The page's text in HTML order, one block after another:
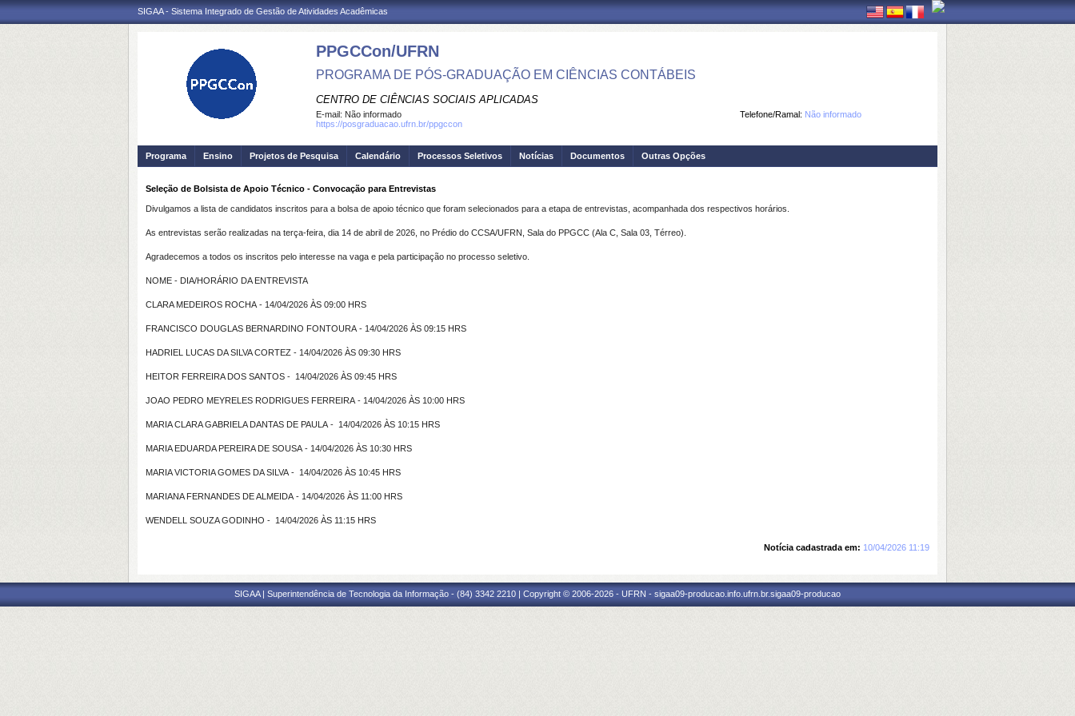
SIGAA - Sistema Integrado de Gestão de Atividades Acadêmicas
PPGCCon/UFRN
PROGRAMA DE PÓS-GRADUAÇÃO EM CIÊNCIAS CONTÁBEIS
CENTRO DE CIÊNCIAS SOCIAIS APLICADAS
Telefone/Ramal: Não informado
E-mail: Não informado
https://posgraduacao.ufrn.br/ppgccon
Programa Ensino Projetos de Pesquisa Calendário Processos Seletivos Notícias Documentos Outras Opções
Seleção de Bolsista de Apoio Técnico - Convocação para Entrevistas
Divulgamos a lista de candidatos inscritos para a bolsa de apoio técnico que foram selecionados para a etapa de entrevistas, acompanhada dos respectivos horários.
As entrevistas serão realizadas na terça-feira, dia 14 de abril de 2026 , no Prédio do CCSA/UFRN, Sala do PPGCC (Ala C, Sala 03, Térreo)
Agradecemos a todos os inscritos pelo interesse na vaga e pela participação no processo seletivo.
NOME - DIA/HORÁRIO DA ENTREVISTA
CLARA MEDEIROS ROCHA - 14/04/2026 ÀS 09:00 HRS
FRANCISCO DOUGLAS BERNARDINO FONTOURA - 14/04/2026 ÀS 09:15 HRS
HADRIEL LUCAS DA SILVA CORTEZ - 14/04/2026 ÀS 09:30 HRS
HEITOR FERREIRA DOS SANTOS - 14/04/2026 ÀS 09:45 HRS
JOAO PEDRO MEYRELES RODRIGUES FERREIRA - 14/04/2026 ÀS 10:00 HRS
MARIA CLARA GABRIELA DANTAS DE PAULA - 14/04/2026 ÀS 10:15 HRS
MARIA EDUARDA PEREIRA DE SOUSA - 14/04/2026 ÀS 10:30 HRS
MARIA VICTORIA GOMES DA SILVA - 14/04/2026 ÀS 10:45 HRS
MARIANA FERNANDES DE ALMEIDA - 14/04/2026 ÀS 11:00 HRS
WENDELL SOUZA GODINHO - 14/04/2026 ÀS 11:15 HRS
Notícia cadastrada em: 10/04/2026 11:19
SIGAA | Superintendência de Tecnologia da Informação - (84) 3342 2210 | Copyright © 2006-2026 - UFRN - sigaa09-producao.info.ufrn.br.sigaa09-producao